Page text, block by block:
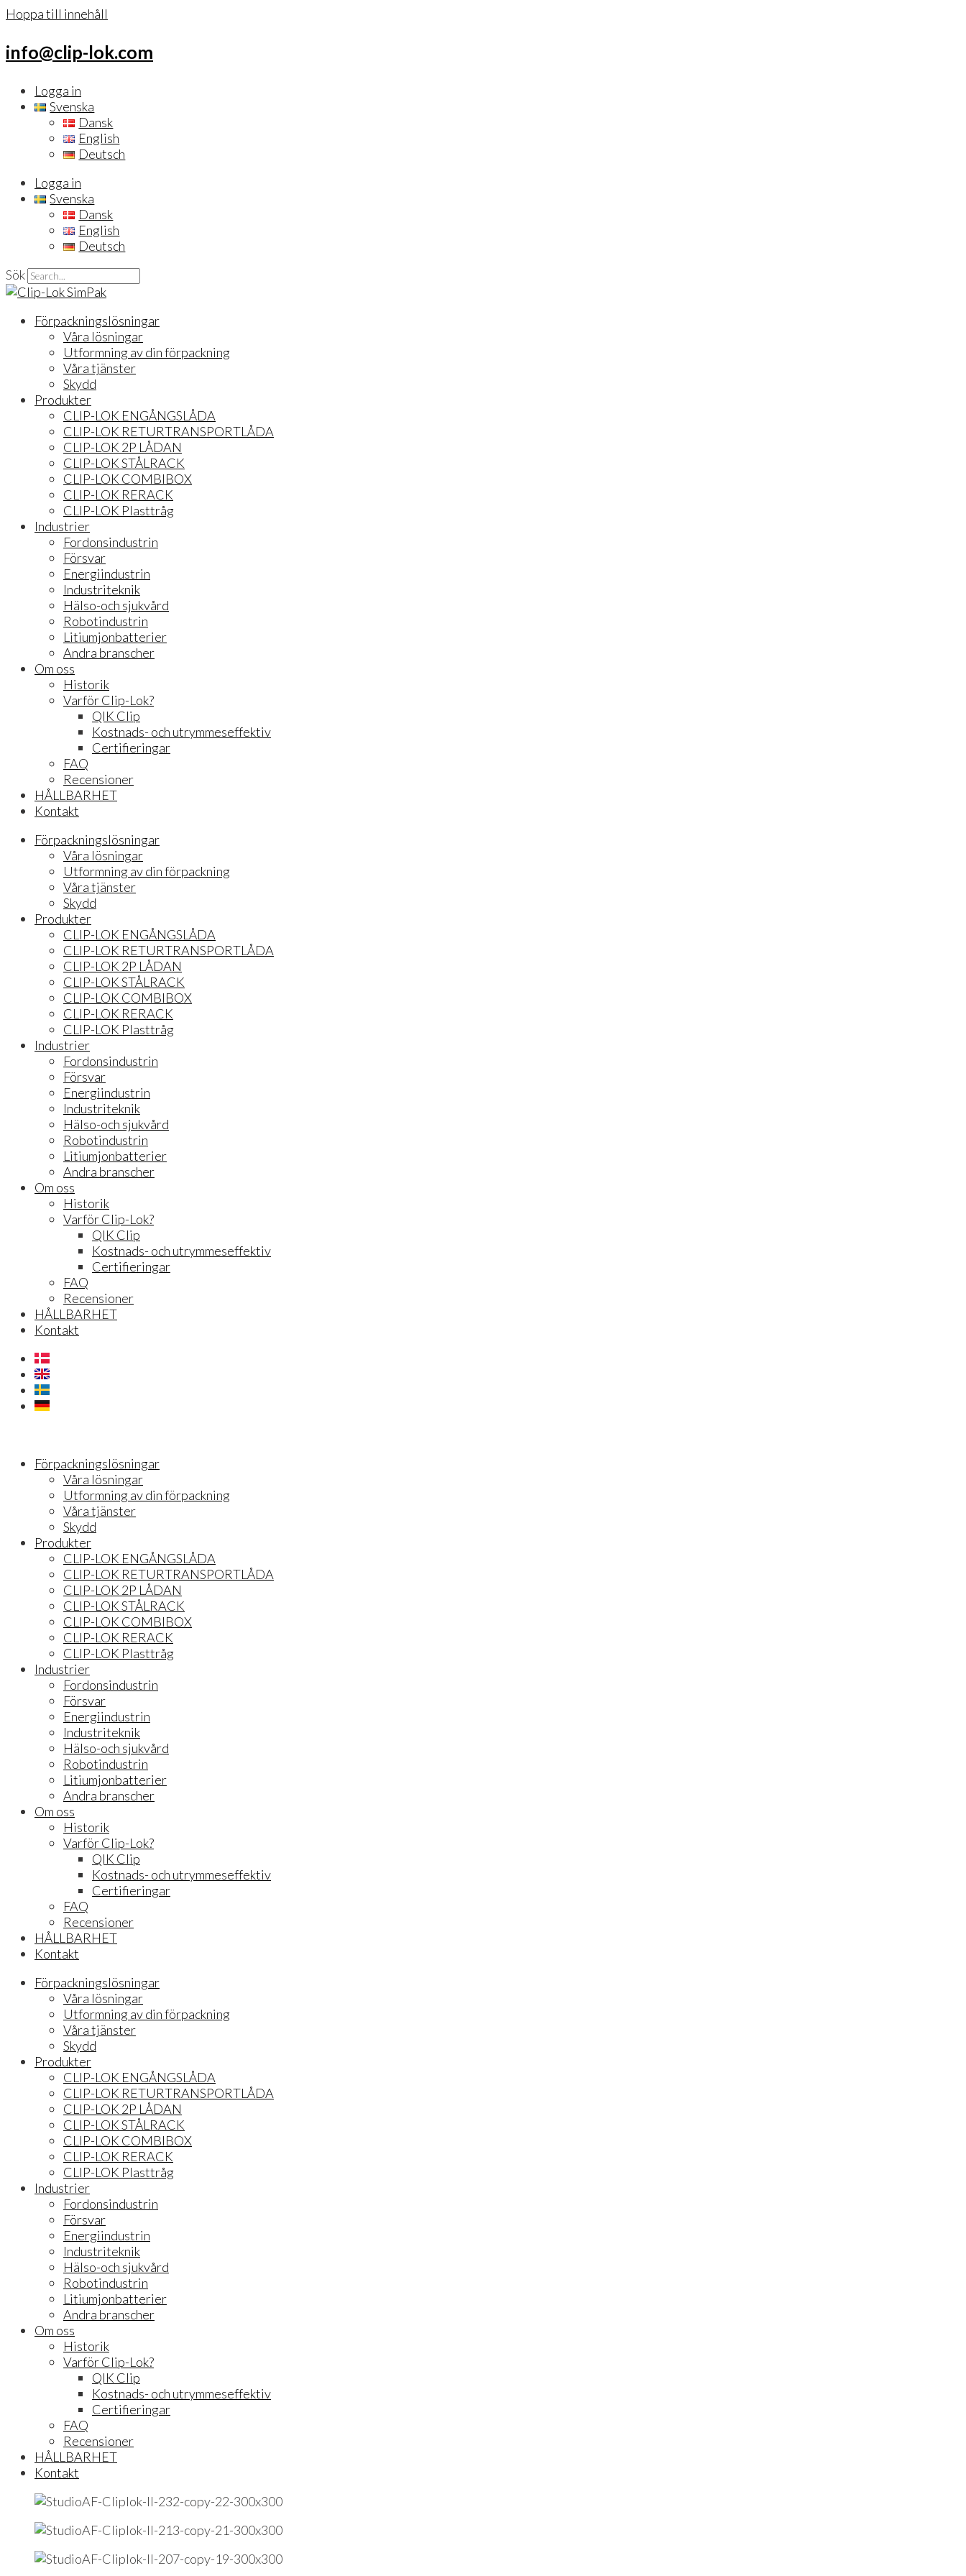
Hoppa till innehåll
info@clip-lok.com
Logga in
Svenska
Dansk
English
Deutsch
Logga in
Svenska
Dansk
English
Deutsch
Sök
Förpackningslösningar
Våra lösningar
Utformning av din förpackning
Våra tjänster
Skydd
Produkter
CLIP-LOK ENGÅNGSLÅDA
CLIP-LOK RETURTRANSPORTLÅDA
CLIP-LOK 2P LÅDAN
CLIP-LOK STÅLRACK
CLIP-LOK COMBIBOX
CLIP-LOK RERACK
CLIP-LOK Plasttråg
Industrier
Fordonsindustrin
Försvar
Energiindustrin
Industriteknik
Hälso-och sjukvård
Robotindustrin
Litiumjonbatterier
Andra branscher
Om oss
Historik
Varför Clip-Lok?
QIK Clip
Kostnads- och utrymmeseffektiv
Certifieringar
FAQ
Recensioner
HÅLLBARHET
Kontakt
Förpackningslösningar
Våra lösningar
Utformning av din förpackning
Våra tjänster
Skydd
Produkter
CLIP-LOK ENGÅNGSLÅDA
CLIP-LOK RETURTRANSPORTLÅDA
CLIP-LOK 2P LÅDAN
CLIP-LOK STÅLRACK
CLIP-LOK COMBIBOX
CLIP-LOK RERACK
CLIP-LOK Plasttråg
Industrier
Fordonsindustrin
Försvar
Energiindustrin
Industriteknik
Hälso-och sjukvård
Robotindustrin
Litiumjonbatterier
Andra branscher
Om oss
Historik
Varför Clip-Lok?
QIK Clip
Kostnads- och utrymmeseffektiv
Certifieringar
FAQ
Recensioner
HÅLLBARHET
Kontakt
Förpackningslösningar
Våra lösningar
Utformning av din förpackning
Våra tjänster
Skydd
Produkter
CLIP-LOK ENGÅNGSLÅDA
CLIP-LOK RETURTRANSPORTLÅDA
CLIP-LOK 2P LÅDAN
CLIP-LOK STÅLRACK
CLIP-LOK COMBIBOX
CLIP-LOK RERACK
CLIP-LOK Plasttråg
Industrier
Fordonsindustrin
Försvar
Energiindustrin
Industriteknik
Hälso-och sjukvård
Robotindustrin
Litiumjonbatterier
Andra branscher
Om oss
Historik
Varför Clip-Lok?
QIK Clip
Kostnads- och utrymmeseffektiv
Certifieringar
FAQ
Recensioner
HÅLLBARHET
Kontakt
Förpackningslösningar
Våra lösningar
Utformning av din förpackning
Våra tjänster
Skydd
Produkter
CLIP-LOK ENGÅNGSLÅDA
CLIP-LOK RETURTRANSPORTLÅDA
CLIP-LOK 2P LÅDAN
CLIP-LOK STÅLRACK
CLIP-LOK COMBIBOX
CLIP-LOK RERACK
CLIP-LOK Plasttråg
Industrier
Fordonsindustrin
Försvar
Energiindustrin
Industriteknik
Hälso-och sjukvård
Robotindustrin
Litiumjonbatterier
Andra branscher
Om oss
Historik
Varför Clip-Lok?
QIK Clip
Kostnads- och utrymmeseffektiv
Certifieringar
FAQ
Recensioner
HÅLLBARHET
Kontakt